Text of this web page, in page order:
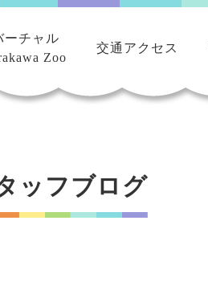
ーチャル
Zoo
交通アクセス
ッフブログ